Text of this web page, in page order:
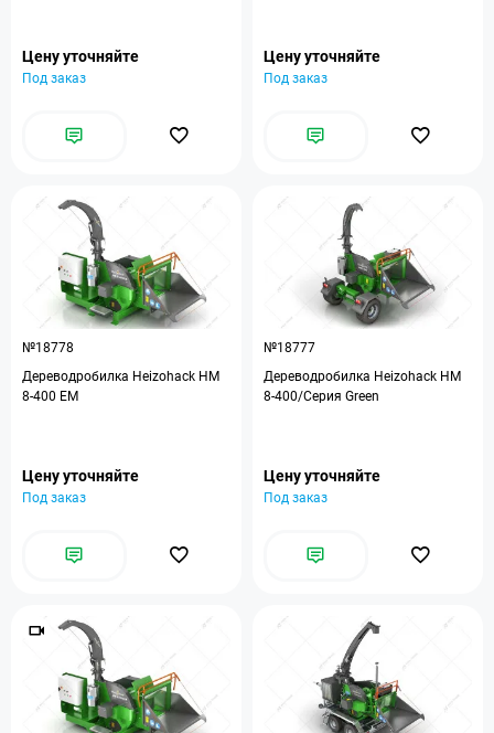
Цену уточняйте
Под заказ
Цену уточняйте
Под заказ
№18778
Дереводробилка Heizohack HM
8-400 EM
Цену уточняйте
Под заказ
№18777
Дереводробилка Heizohack HM
8-400/Серия Green
Цену уточняйте
Под заказ